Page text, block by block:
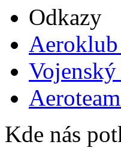
Odkazy
Kde nás